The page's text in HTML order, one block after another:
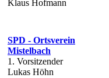
Klaus Hofmann
SPD - Ortsverein
Mistelbach
1. Vorsitzender
Lukas Höhn